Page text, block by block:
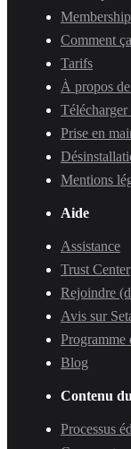
Membership
Comment
Tarifs
À propos
Télécharger
Prise en
Mentions
Aide
Assistance
Trust Center
Rejoindre
Avis sur
Programme
Blog
Contenu
Processus